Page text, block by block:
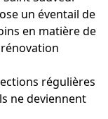
un éventail de
en matière de
régulières
ne deviennent